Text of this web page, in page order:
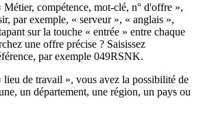
Métier, compétence, mot-clé, n° d'offre »,
par exemple, « serveur », « anglais »,
sur la touche « entrée » entre chaque
une offre précise ? Saisissez
par exemple 049RSNK.
lieu de travail », vous avez la possibilité de
un département, une région, un pays ou